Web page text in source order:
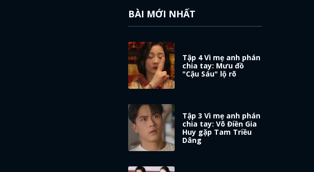
BÀI MỚI NHẤT
Tập 4 Vì mẹ anh phán
chia tay: Mưu đồ
"Cậu Sáu" lộ rõ
Tập 3 Vì mẹ anh phán
chia tay: Võ Điền Gia
Huy gặp Tam Triều
Dâng